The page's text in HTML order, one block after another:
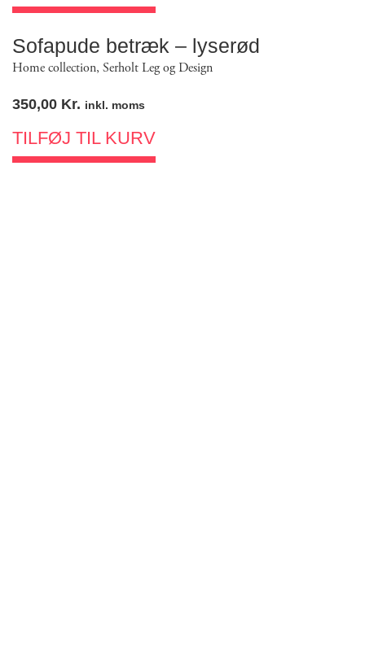
Sofapude betræk – lyserød
Home collection, Serholt Leg og Design
350,00 Kr. inkl. moms
TILFØJ TIL KURV